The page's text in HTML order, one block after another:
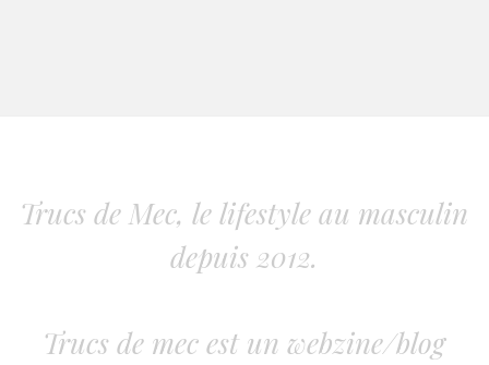
Trucs de Mec, le lifestyle au masculin
depuis 2012.
Trucs de mec est un webzine/blog